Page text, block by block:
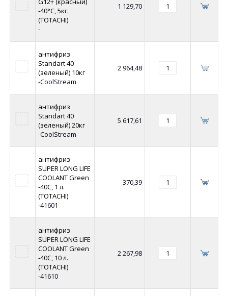
-40°C, 5кг.
(TOTACHI)
-
1 129,70
антифриз
Standart 40
(зеленый) 10кг
-CoolStream
2 964,48
антифриз
Standart 40
(зеленый) 20кг
-CoolStream
5 617,61
антифриз
SUPER LONG LIFE
COOLANT Green
-40C, 1 л.
(TOTACHI)
-41601
370,39
антифриз
SUPER LONG LIFE
COOLANT Green
-40C, 10 л.
(TOTACHI)
-41610
2 267,98